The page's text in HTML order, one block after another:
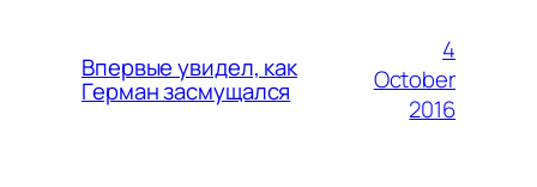
Впервые увидел, как
Герман засмущался
4
October
2016